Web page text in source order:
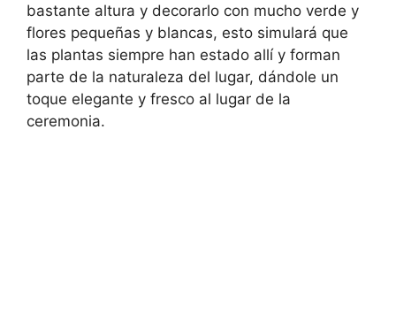
bastante altura y decorarlo con mucho verde y
flores pequeñas y blancas, esto simulará que
las plantas siempre han estado allí y forman
parte de la naturaleza del lugar, dándole un
toque elegante y fresco al lugar de la
ceremonia.